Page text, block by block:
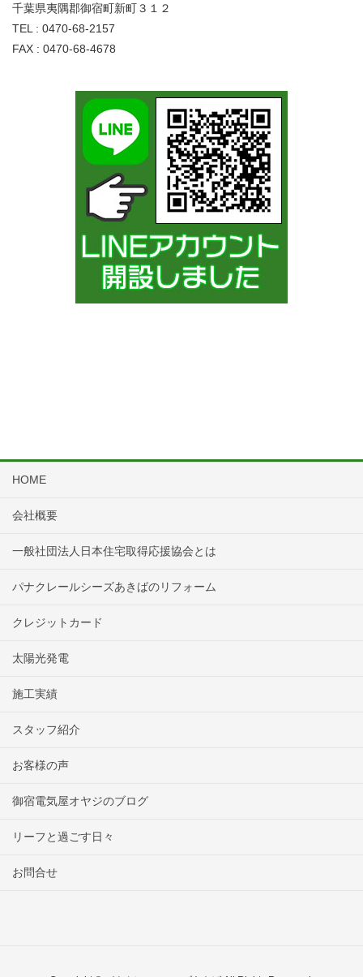
千葉県夷隅郡御宿町新町３１２
TEL : 0470-68-2157
FAX : 0470-68-4678
HOME
会社概要
一般社団法人日本住宅取得応援協会とは
パナクレールシーズあきばのリフォーム
クレジットカード
太陽光発電
施工実績
スタッフ紹介
お客様の声
御宿電気屋オヤジのブログ
リーフと過ごす日々
お問合せ